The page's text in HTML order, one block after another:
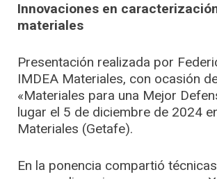
Innovaciones en
materiales
Presentación realizada por
IMDEA Materiales, con ocasión
«Materiales para una Mejor
lugar el 5 de diciembre de 2024
Materiales (Getafe).
En la ponencia compartió